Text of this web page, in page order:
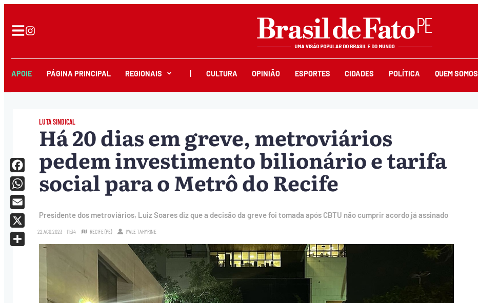
APOIE PÁGINA PRINCIPAL REGIONAIS CULTURA OPINIÃO ESPORTES CIDADES POLÍTICA QUEM SOMOS
LUTA SINDICAL
Há 20 dias em greve, metroviários
pedem investimento bilionário e tarifa
social para o Metrô do Recife
Presidente dos metroviários, Luiz Soares diz que a decisão da greve foi tomada após CBTU não cumprir acordo já assinado
22.AGO.2023 - 11:34 RECIFE (PE) IYALE TAHYRINE
Facebook
WhatsApp
Email
X